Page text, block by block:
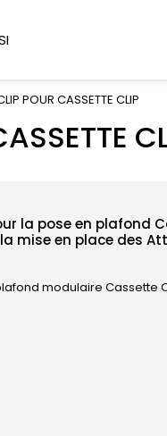
POUR CASSETTE CLIP
la pose en plafond
mise en place des
modulaire Cassette